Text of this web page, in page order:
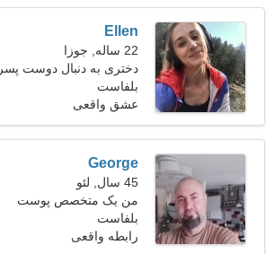
Ellen
22 ساله, جوزا
دختری به دنبال دوست پسر
23-30
بلفاست
عشق واقعی
George
45 سال, لئو
من یک متخصص پوست
هستم و به دنبال یک خانم
پرشور هستم
بلفاست
رابطه واقعی